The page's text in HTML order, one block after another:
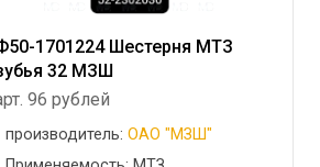
1701224 Шестерня МТЗ
32 МЗШ
96 рублей
производитель: ОАО "МЗШ"